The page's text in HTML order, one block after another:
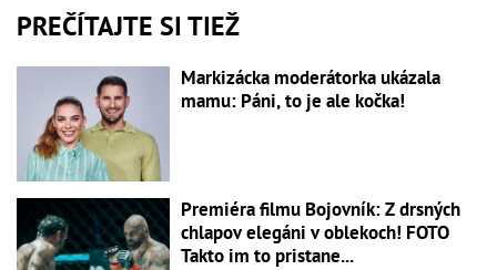
PREČÍTAJTE SI TIEŽ
Markizácka moderátorka ukázala
mamu: Páni, to je ale kočka!
Premiéra filmu Bojovník: Z drsných
chlapov elegáni v oblekoch! FOTO
Takto im to pristane...